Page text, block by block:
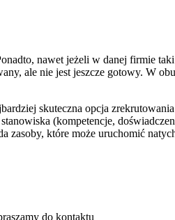
nawet jeżeli w danej firmie
ale nie jest jeszcze gotowy. W
skuteczna opcja
(kompetencje,
które może uruchomić
do kontaktu